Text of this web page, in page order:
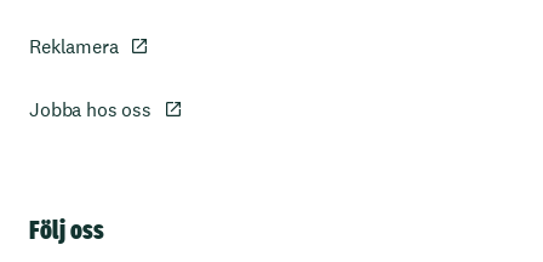
Reklamera
Jobba hos oss
Följ oss